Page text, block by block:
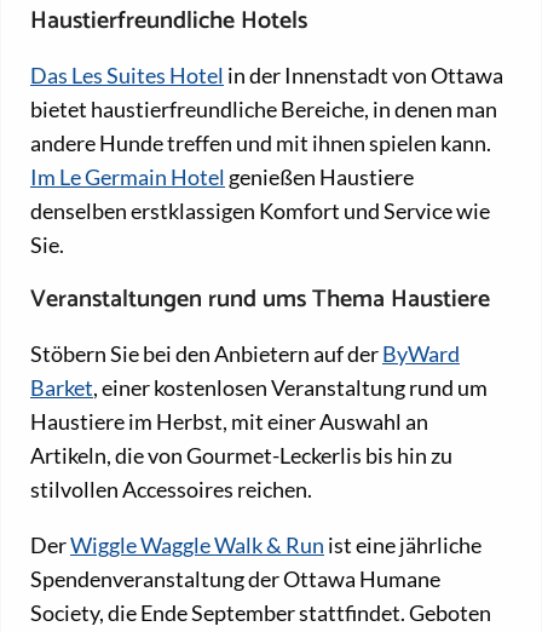
Haustierfreundliche Hotels
Das Les Suites Hotel in der Innenstadt von Ottawa
bietet haustierfreundliche Bereiche, in denen man
andere Hunde treffen und mit ihnen spielen kann.
Im Le Germain Hotel genießen Haustiere
denselben erstklassigen Komfort und Service wie
Sie.
Veranstaltungen rund ums Thema Haustiere
Stöbern Sie bei den Anbietern auf derByWard
Barket, einer kostenlosen Veranstaltung rund um
Haustiere im Herbst, mit einer Auswahl an
Artikeln, die von Gourmet-Leckerlis bis hin zu
stilvollen Accessoires reichen.
DerWiggle Waggle Walk & Run ist eine jährliche
Spendenveranstaltung der Ottawa Humane
Society, die Ende September stattfindet. Geboten